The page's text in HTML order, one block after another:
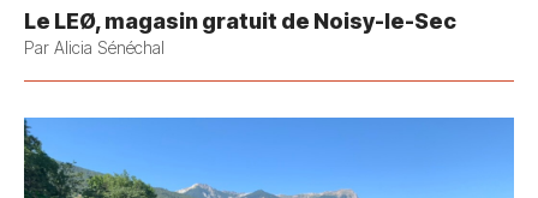
Le LEØ, magasin gratuit de Noisy-le-Sec
Par Alicia Sénéchal